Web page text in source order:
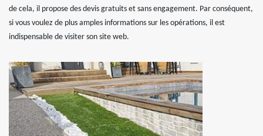
de cela, il propose des devis gratuits et sans engagement. Par conséquent,
si vous voulez de plus amples informations sur les opérations, il est
indispensable de visiter son site web.